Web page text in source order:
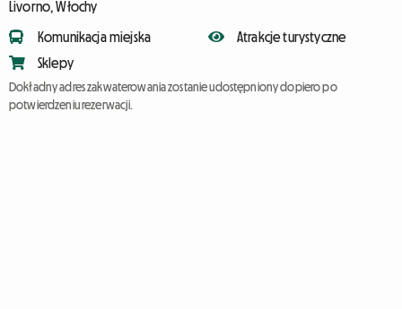
Livorno, Włochy
Komunikacja miejska
Sklepy
Atrakcje turystyczne
Dokładny adres zakwaterowania zostanie udostępniony dopiero po
potwierdzeniu rezerwacji.